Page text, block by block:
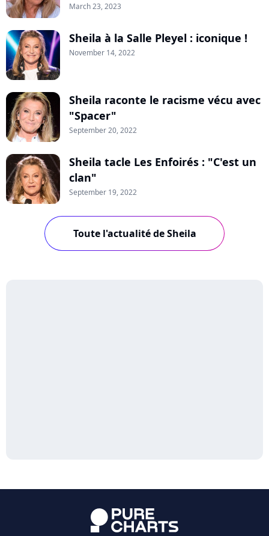
March 23, 2023
Sheila à la Salle Pleyel : iconique !
November 14, 2022
Sheila raconte le racisme vécu avec
"Spacer"
September 20, 2022
Sheila tacle Les Enfoirés : "C'est un
clan"
September 19, 2022
Toute l'actualité de Sheila